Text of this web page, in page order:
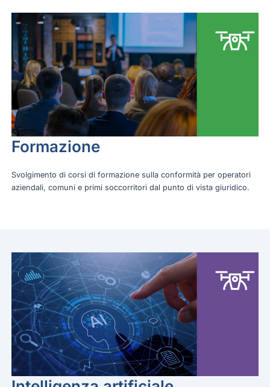
Formazione
Svolgimento di corsi di formazione sulla conformità per operatori
aziendali, comuni e primi soccorritori dal punto di vista giuridico.